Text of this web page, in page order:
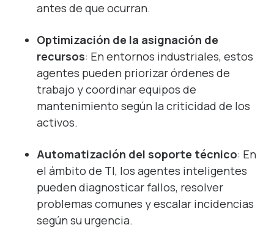
antes de que ocurran.
Optimización de la asignación de
recursos: En entornos industriales, estos
agentes pueden priorizar órdenes de
trabajo y coordinar equipos de
mantenimiento según la criticidad de los
activos.
Automatización del soporte técnico: En
el ámbito de TI, los agentes inteligentes
pueden diagnosticar fallos, resolver
problemas comunes y escalar incidencias
según su urgencia.